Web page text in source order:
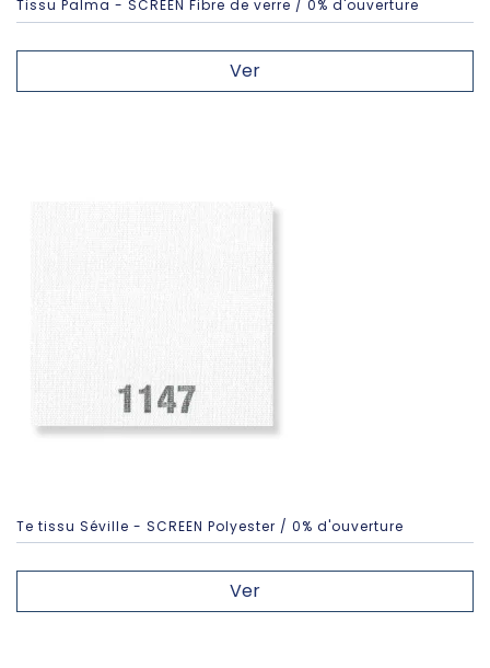
Tissu Palma - SCREEN Fibre de verre / 0% d'ouverture
Ver
Te tissu Séville - SCREEN Polyester / 0% d'ouverture
Ver